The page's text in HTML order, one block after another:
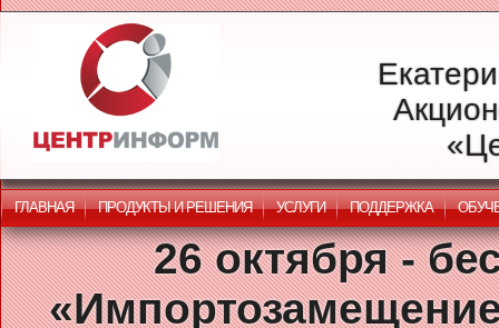
ГЛАВНАЯ ПРОДУКТЫ И РЕШЕНИЯ УСЛУГИ ПОДДЕРЖКА
26 октября -